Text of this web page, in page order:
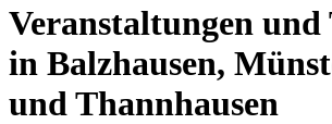
Veranstaltungen und
in Balzhausen,
und Thannhausen